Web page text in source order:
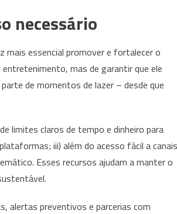
necessário
mais essencial promover e fortalecer o
mas de garantir que ele
de momentos de lazer – desde que
limites claros de tempo e dinheiro para
iii) além do acesso fácil a canais
Esses recursos ajudam a manter o
alertas preventivos e parcerias com